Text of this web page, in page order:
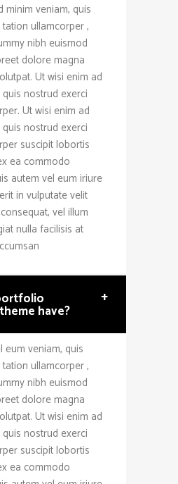
minim veniam, quis
ullamcorper ,
nibh euismod
dolore magna
Ut wisi enim ad
nostrud exerci
Ut wisi enim ad
nostrud exerci
suscipit lobortis
ea commodo
autem vel eum iriure
in vulputate velit
vel illum
nulla facilisis at
have?
+
eum veniam, quis
ullamcorper ,
nibh euismod
dolore magna
Ut wisi enim ad
nostrud exerci
suscipit lobortis
ea commodo